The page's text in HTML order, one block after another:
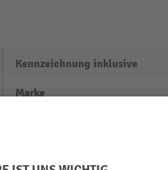
Kennzeichnung inklusive
Marke